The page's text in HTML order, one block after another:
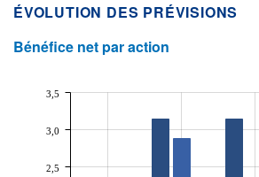
ÉVOLUTION DES PRÉVISIONS
Bénéfice net par action
2,5
3,0
3,5